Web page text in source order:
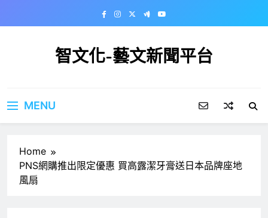
智文化-藝文新聞平台
MENU
Home
PNS網購推出限定優惠 買高露潔牙膏送日本品牌座地
風扇